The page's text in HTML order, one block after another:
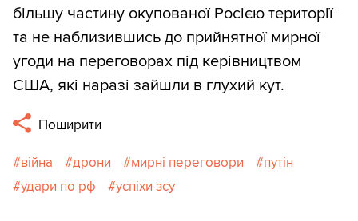
більшу частину окупованої Росією території
та не наблизившись до прийнятної мирної
угоди на переговорах під керівництвом
США, які наразі зайшли в глухий кут.
Поширити
війна дрони мирні переговори
путін
удари по рф
успіхи зсу